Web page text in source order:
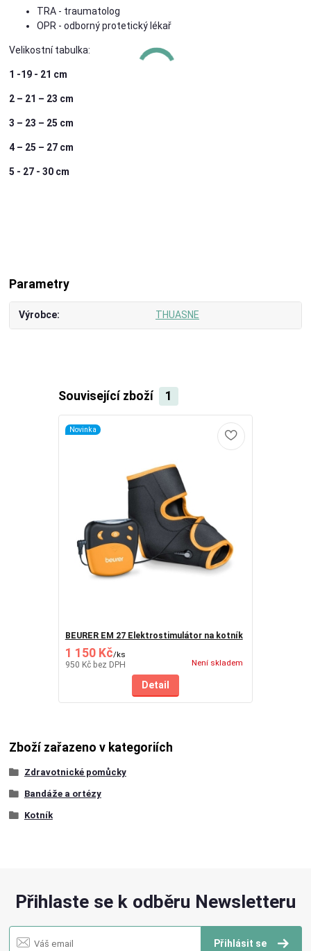
TRA - traumatolog
OPR - odborný protetický lékař
Velikostní tabulka:
1 -19 - 21 cm
2 – 21 – 23 cm
3 – 23 – 25 cm
4 – 25 – 27 cm
5 - 27 - 30 cm
Parametry
Výrobce THUASNE
Související zboží 1
Novinka
BEURER EM 27 Elektrostimulátor na kotník
1 150 Kč/ks
950 Kč bez DPH Není skladem
Detail
Zboží zařazeno v kategoriích
Zdravotnické pomůcky
Bandáže a ortézy
Kotník
Přihlaste se k odběru Newsletteru
Přihlásit se